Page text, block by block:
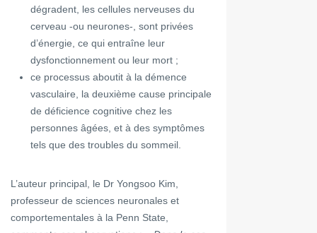
dégradent, les cellules nerveuses du
cerveau -ou neurones-, sont privées
d’énergie, ce qui entraîne leur
dysfonctionnement ou leur mort ;
ce processus aboutit à la démence
vasculaire, la deuxième cause principale
de déficience cognitive chez les
personnes âgées, et à des symptômes
tels que des troubles du sommeil.
L’auteur principal, le Dr Yongsoo Kim,
professeur de sciences neuronales et
comportementales à la Penn State,